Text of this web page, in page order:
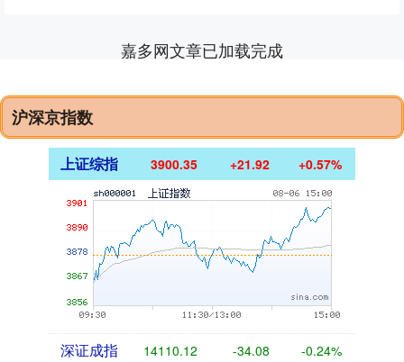
嘉多网文章已加载完成
沪深京指数
上证综指 3900.35 +21.92 +0.57%
深证成指 14110.12 -34.08 -0.24%